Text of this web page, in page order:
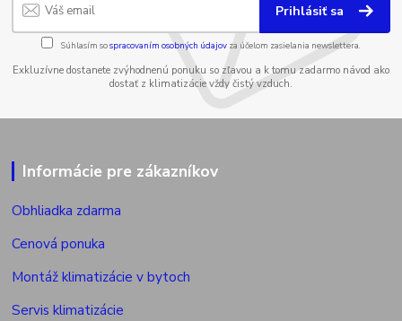
Prihlásiť sa
Súhlasím sospracovaním osobných údajov za účelom zasielania newslettera.
Exkluzívne dostanete zvýhodnenú ponuku so zľavou a k tomu zadarmo návod ako
dostať z klimatizácie vždy čistý vzduch.
Informácie pre zákazníkov
Obhliadka zdarma
Cenová ponuka
Montáž klimatizácie v bytoch
Servis klimatizácie